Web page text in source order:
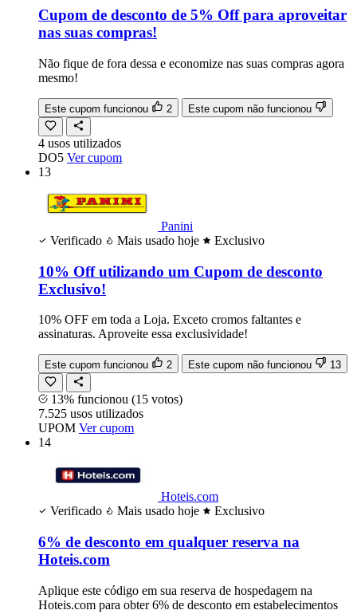
Cupom de desconto de 5% Off para aproveitar
nas suas compras!
Não fique de fora dessa e economize nas suas compras agora
mesmo!
Este cupom funcionou 2 Este cupom não funcionou
4 usos utilizados
DO5 Ver cupom
13
Panini
Verificado
Mais usado hoje Exclusivo
10% Off utilizando um Cupom de desconto
Exclusivo!
10% OFF em toda a Loja. Exceto cromos faltantes e
assinaturas. Aproveite essa exclusividade!
Este cupom funcionou 2 Este cupom não funcionou 13
13% funcionou (15 votos)
7.525 usos utilizados
UPOM Ver cupom
14
Hoteis.com
Verificado
Mais usado hoje Exclusivo
6% de desconto em qualquer reserva na
Hoteis.com
Aplique este código em sua reserva de hospedagem na
Hoteis.com para obter 6% de desconto em estabelecimentos